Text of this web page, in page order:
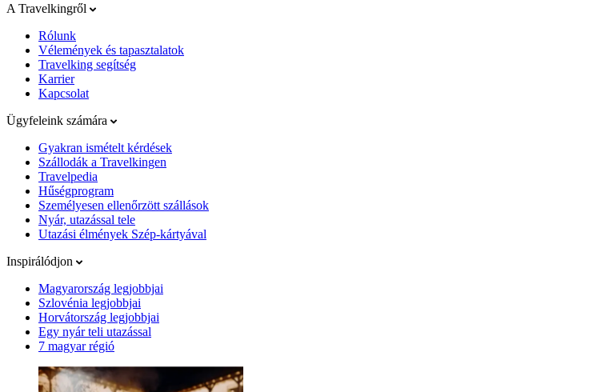
A Travelkingről
Rólunk
Vélemények és tapasztalatok
Travelking segítség
Karrier
Kapcsolat
Ügyfeleink számára
Gyakran ismételt kérdések
Szállodák a Travelkingen
Travelpedia
Hűségprogram
Személyesen ellenőrzött szállások
Nyár, utazással tele
Utazási élmények Szép-kártyával
Inspirálódjon
Magyarország legjobbjai
Szlovénia legjobbjai
Horvátország legjobbjai
Egy nyár teli utazással
7 magyar régió